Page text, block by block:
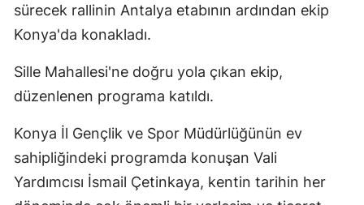
Zonguldak
Bayburt
Kırıkkale
Batman
sürecek rallinin Antalya etabının ardından ekip
Konya'da konakladı.
Sille Mahallesi'ne doğru yola çıkan ekip,
düzenlenen programa katıldı.
Konya İl Gençlik ve Spor Müdürlüğünün ev
sahipliğindeki programda konuşan Vali
Yardımcısı İsmail Çetinkaya, kentin tarihin her